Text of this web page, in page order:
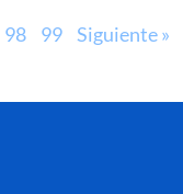
98 99 Siguiente »